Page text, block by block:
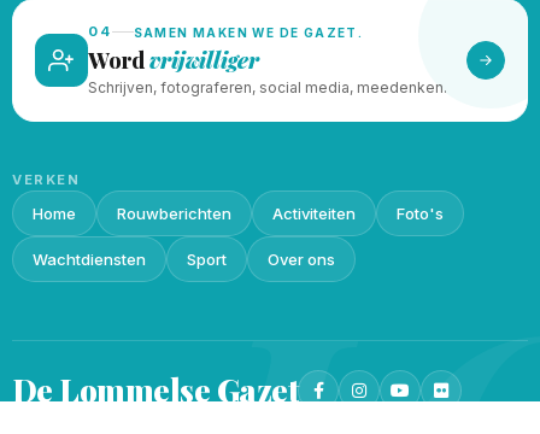
04 SAMEN MAKEN WE DE GAZET.
Wordvrijwilliger
Schrijven, fotograferen, social media, meedenken.
VERKEN
Home Rouwberichten Activiteiten Foto's
Wachtdiensten Sport Over ons
De LommelseGazet